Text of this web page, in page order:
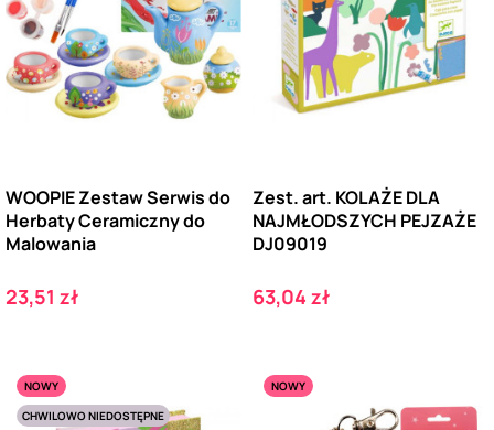
WOOPIE Zestaw Serwis do
Herbaty Ceramiczny do
Malowania
Cena
23,51 zł
Zest. art. KOLAŻE DLA
NAJMŁODSZYCH PEJZAŻE
DJ09019
Cena
63,04 zł
NOWY
CHWILOWO NIEDOSTĘPNE
NOWY